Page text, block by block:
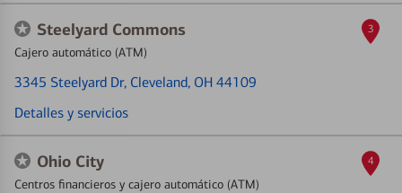
Steelyard Commons
Cajero automático (ATM)
3345 Steelyard Dr, Cleveland, OH 44109
Detalles y servicios
3
Ohio City
Centros financieros y cajero automático (ATM)
4